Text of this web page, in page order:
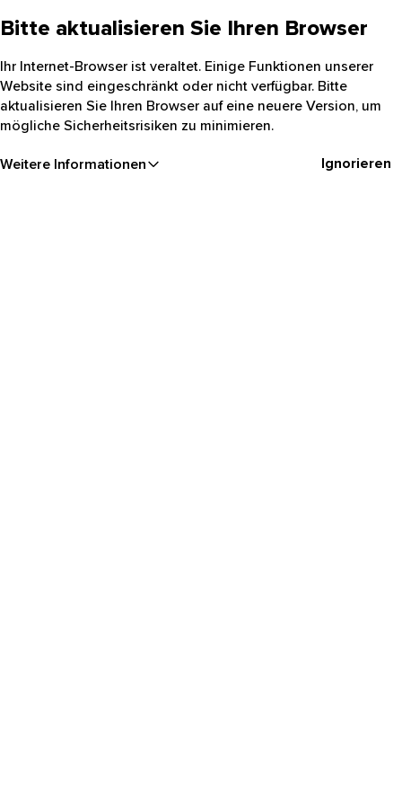
Bitte aktualisieren Sie Ihren Browser
Ihr Internet-Browser ist veraltet. Einige Funktionen unserer
Website sind eingeschränkt oder nicht verfügbar. Bitte
aktualisieren Sie Ihren Browser auf eine neuere Version, um
mögliche Sicherheitsrisiken zu minimieren.
Weitere Informationen Ignorieren